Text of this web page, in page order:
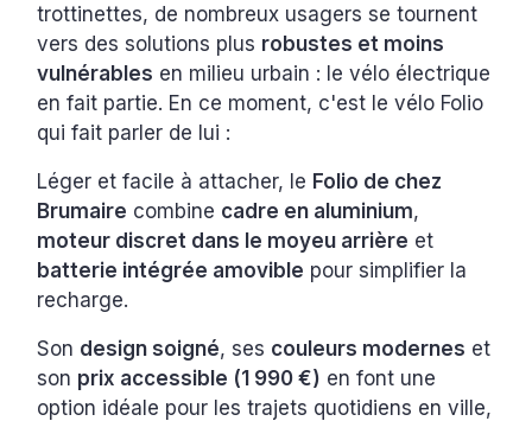
trottinettes, de nombreux usagers se tournent
vers des solutions plus robustes et moins
vulnérables en milieu urbain : le vélo électrique
en fait partie. En ce moment, c'est le vélo Folio
qui fait parler de lui :
Léger et facile à attacher, le Folio de chez
Brumaire combine cadre en aluminium,
moteur discret dans le moyeu arrière et
batterie intégrée amovible pour simplifier la
recharge.
Son design soigné, ses couleurs modernes et
son prix accessible (1 990 €) en font une
option idéale pour les trajets quotidiens en ville,